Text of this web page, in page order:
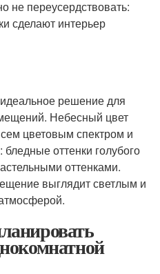
не переусердствовать:
сделают интерьер
решение для
Небесный цвет
цветовым спектром и
оттенки голубого
оттенками.
выглядит светлым и